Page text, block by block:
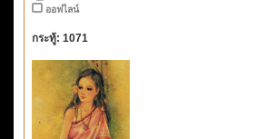
ออฟไลน์
กระทู้: 1071